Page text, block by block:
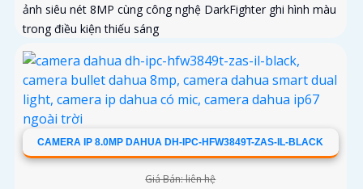
ảnh siêu nét 8MP cùng công nghệ DarkFighter ghi hình màu
trong điều kiện thiếu sáng
CAMERA IP 8.0MP DAHUA DH-IPC-HFW3849T-ZAS-IL-BLACK
Giá Bán: liên hệ